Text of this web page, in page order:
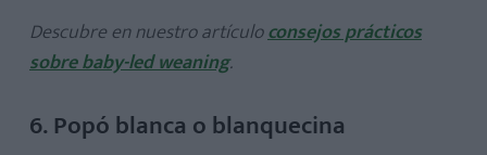
Descubre en nuestro artículoconsejos prácticos
sobre baby-led weaning.
6. Popó blanca o blanquecina